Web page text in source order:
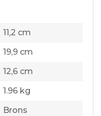
11,2 cm
19,9 cm
12,6 cm
1.96 kg
Brons